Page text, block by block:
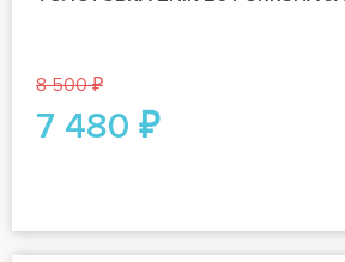
8 500 ₽
7 480 ₽